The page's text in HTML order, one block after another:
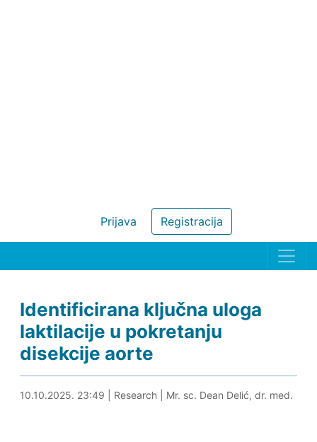
Registracija
Prijava
Identificirana ključna uloga
laktilacije u pokretanju
disekcije aorte
12.10.2025. 10:28
10.10.2025. 23:49 Research| Mr. sc. Dean Delić, dr. med.